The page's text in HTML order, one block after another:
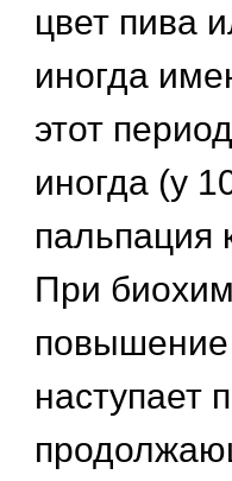
цвет пива
иногда
этот
иногда (у
пальпация
При
повышение
наступает